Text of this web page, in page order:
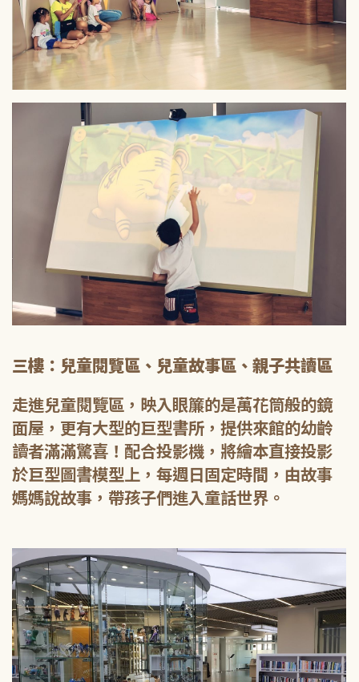
三樓：兒童閱覽區、兒童故事區、親子共讀區
走進兒童閱覽區，映入眼簾的是萬花筒般的鏡
面屋，更有大型的巨型書所，提供來館的幼齡
讀者滿滿驚喜！配合投影機，將繪本直接投影
於巨型圖書模型上，每週日固定時間，由故事
媽媽說故事，帶孩子們進入童話世界。